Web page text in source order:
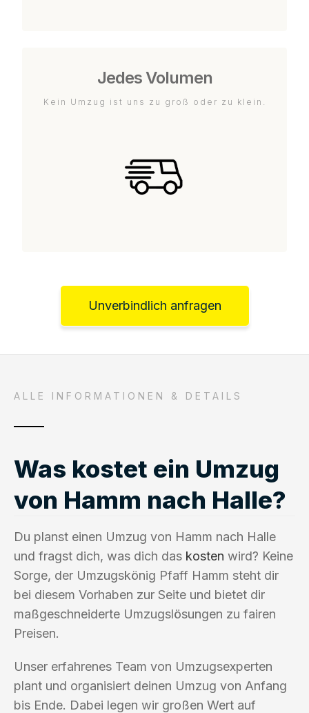
Jedes Volumen
Kein Umzug ist uns zu groß oder zu klein.
Unverbindlich anfragen
ALLE INFORMATIONEN & DETAILS
Was kostet ein Umzug
von Hamm nach Halle?
Du planst einen Umzug von Hamm nach Halle
und fragst dich, was dich das kosten wird? Keine
Sorge, der Umzugskönig Pfaff Hamm steht dir
bei diesem Vorhaben zur Seite und bietet dir
maßgeschneiderte Umzugslösungen zu fairen
Preisen.
Unser erfahrenes Team von Umzugsexperten
plant und organisiert deinen Umzug von Anfang
bis Ende. Dabei legen wir großen Wert auf